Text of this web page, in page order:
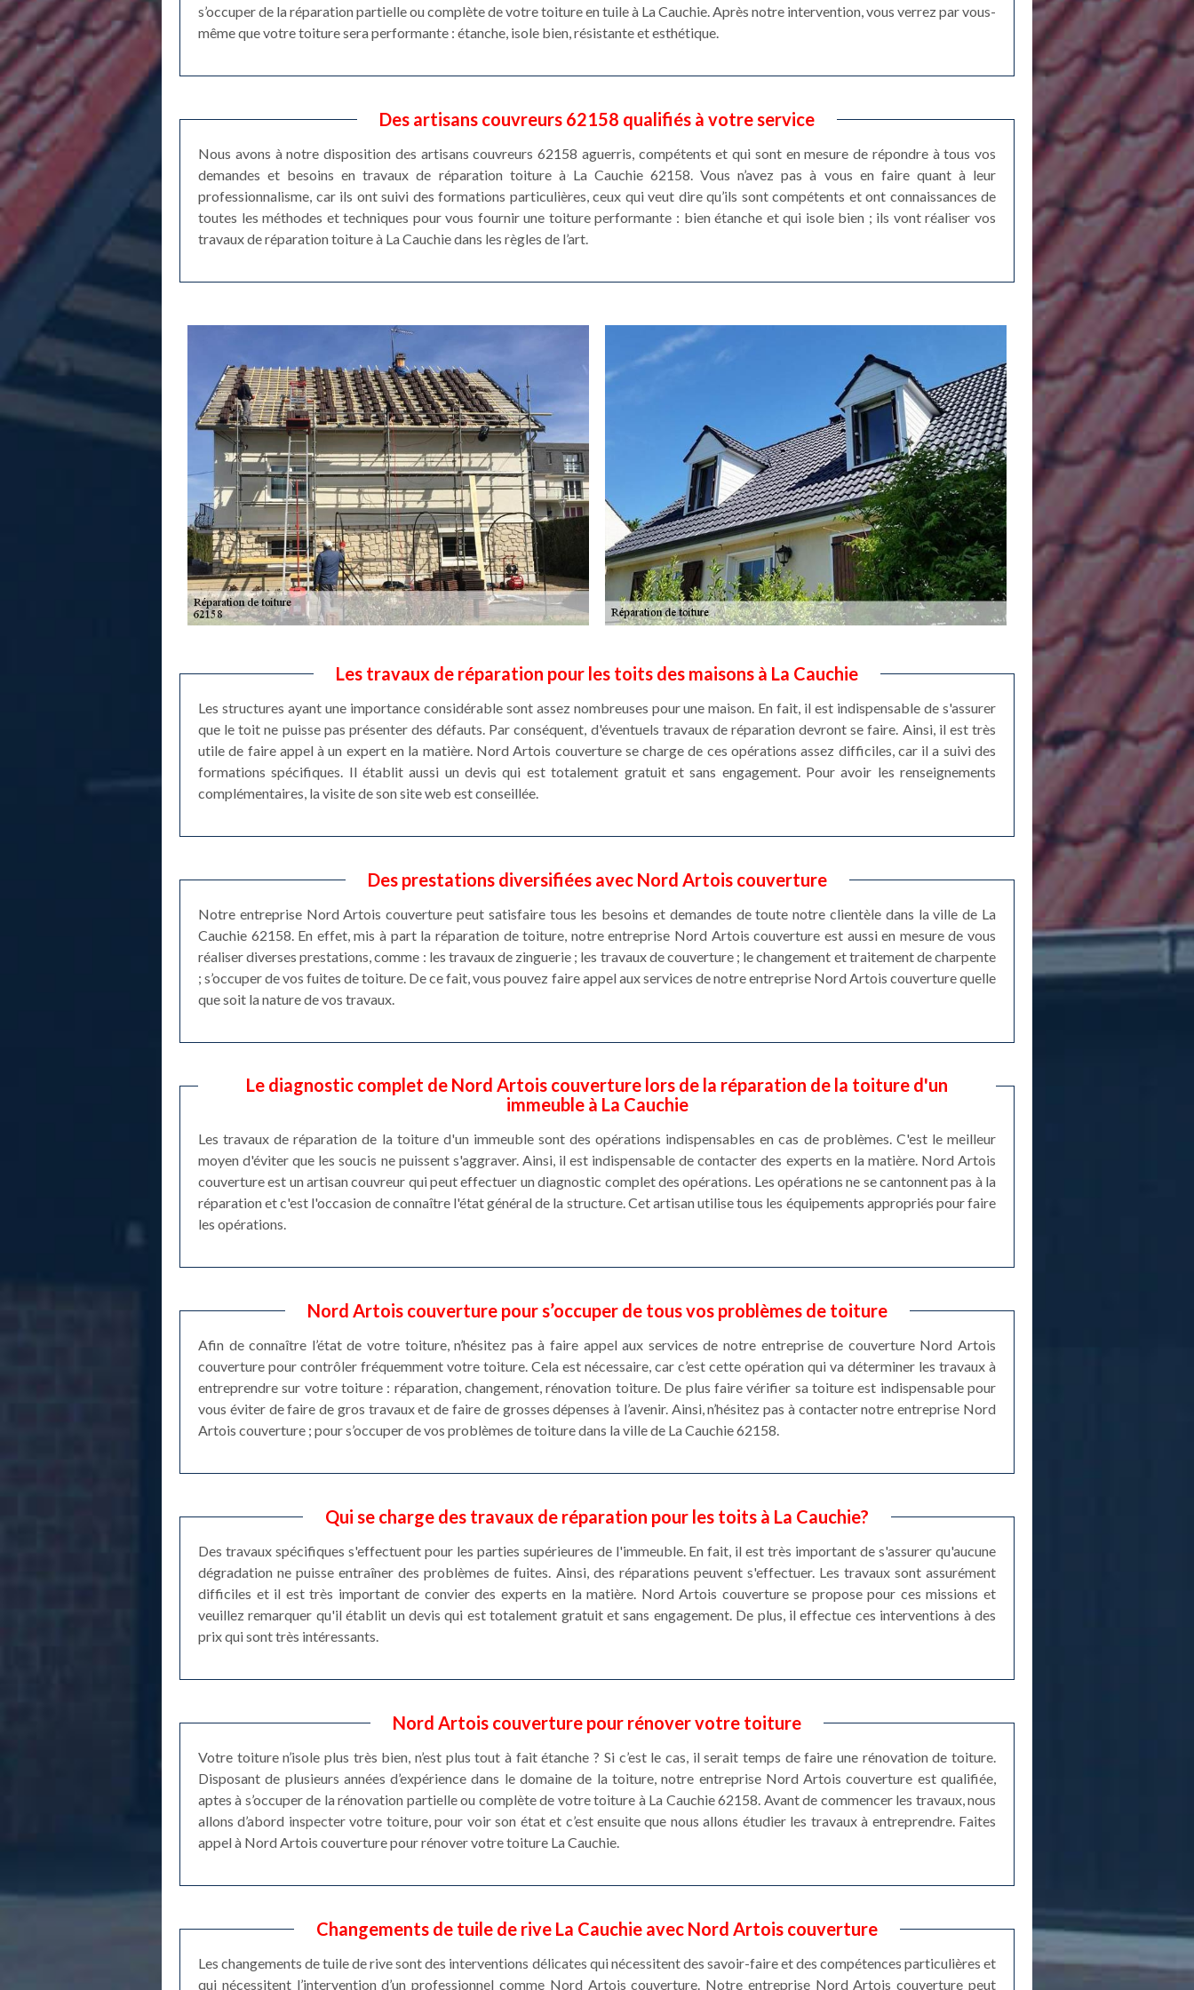
s’occuper de la réparation partielle ou complète de votre toiture en tuile à La Cauchie. Après notre intervention, vous verrez par vous-
même que votre toiture sera performante : étanche, isole bien, résistante et esthétique.
Des artisans couvreurs 62158 qualifiés à votre service
Nous avons à notre disposition des artisans couvreurs 62158 aguerris, compétents et qui sont en mesure de répondre à tous vos
demandes et besoins en travaux de réparation toiture à La Cauchie 62158. Vous n’avez pas à vous en faire quant à leur
professionnalisme, car ils ont suivi des formations particulières, ceux qui veut dire qu’ils sont compétents et ont connaissances de
toutes les méthodes et techniques pour vous fournir une toiture performante : bien étanche et qui isole bien ; ils vont réaliser vos
travaux de réparation toiture à La Cauchie dans les règles de l’art.
Les travaux de réparation pour les toits des maisons à La Cauchie
Les structures ayant une importance considérable sont assez nombreuses pour une maison. En fait, il est indispensable de s'assurer
que le toit ne puisse pas présenter des défauts. Par conséquent, d'éventuels travaux de réparation devront se faire. Ainsi, il est très
utile de faire appel à un expert en la matière. Nord Artois couverture se charge de ces opérations assez difficiles, car il a suivi des
formations spécifiques. Il établit aussi un devis qui est totalement gratuit et sans engagement. Pour avoir les renseignements
complémentaires, la visite de son site web est conseillée.
Des prestations diversifiées avec Nord Artois couverture
Notre entreprise Nord Artois couverture peut satisfaire tous les besoins et demandes de toute notre clientèle dans la ville de La
Cauchie 62158. En effet, mis à part la réparation de toiture, notre entreprise Nord Artois couverture est aussi en mesure de vous
réaliser diverses prestations, comme : les travaux de zinguerie ; les travaux de couverture ; le changement et traitement de charpente
; s’occuper de vos fuites de toiture. De ce fait, vous pouvez faire appel aux services de notre entreprise Nord Artois couverture quelle
que soit la nature de vos travaux.
Le diagnostic complet de Nord Artois couverture lors de la réparation de la toiture d'un
immeuble à La Cauchie
Les travaux de réparation de la toiture d'un immeuble sont des opérations indispensables en cas de problèmes. C'est le meilleur
moyen d'éviter que les soucis ne puissent s'aggraver. Ainsi, il est indispensable de contacter des experts en la matière. Nord Artois
couverture est un artisan couvreur qui peut effectuer un diagnostic complet des opérations. Les opérations ne se cantonnent pas à la
réparation et c'est l'occasion de connaître l'état général de la structure. Cet artisan utilise tous les équipements appropriés pour faire
les opérations.
Nord Artois couverture pour s’occuper de tous vos problèmes de toiture
Afin de connaître l’état de votre toiture, n’hésitez pas à faire appel aux services de notre entreprise de couverture Nord Artois
couverture pour contrôler fréquemment votre toiture. Cela est nécessaire, car c’est cette opération qui va déterminer les travaux à
entreprendre sur votre toiture : réparation, changement, rénovation toiture. De plus faire vérifier sa toiture est indispensable pour
vous éviter de faire de gros travaux et de faire de grosses dépenses à l’avenir. Ainsi, n’hésitez pas à contacter notre entreprise Nord
Artois couverture ; pour s’occuper de vos problèmes de toiture dans la ville de La Cauchie 62158.
Qui se charge des travaux de réparation pour les toits à La Cauchie?
Des travaux spécifiques s'effectuent pour les parties supérieures de l'immeuble. En fait, il est très important de s'assurer qu'aucune
dégradation ne puisse entraîner des problèmes de fuites. Ainsi, des réparations peuvent s'effectuer. Les travaux sont assurément
difficiles et il est très important de convier des experts en la matière. Nord Artois couverture se propose pour ces missions et
veuillez remarquer qu'il établit un devis qui est totalement gratuit et sans engagement. De plus, il effectue ces interventions à des
prix qui sont très intéressants.
Nord Artois couverture pour rénover votre toiture
Votre toiture n’isole plus très bien, n’est plus tout à fait étanche ? Si c’est le cas, il serait temps de faire une rénovation de toiture.
Disposant de plusieurs années d’expérience dans le domaine de la toiture, notre entreprise Nord Artois couverture est qualifiée,
aptes à s’occuper de la rénovation partielle ou complète de votre toiture à La Cauchie 62158. Avant de commencer les travaux, nous
allons d’abord inspecter votre toiture, pour voir son état et c’est ensuite que nous allons étudier les travaux à entreprendre. Faites
appel à Nord Artois couverture pour rénover votre toiture La Cauchie.
Changements de tuile de rive La Cauchie avec Nord Artois couverture
Les changements de tuile de rive sont des interventions délicates qui nécessitent des savoir-faire et des compétences particulières et
qui nécessitent l’intervention d’un professionnel comme Nord Artois couverture. Notre entreprise Nord Artois couverture peut